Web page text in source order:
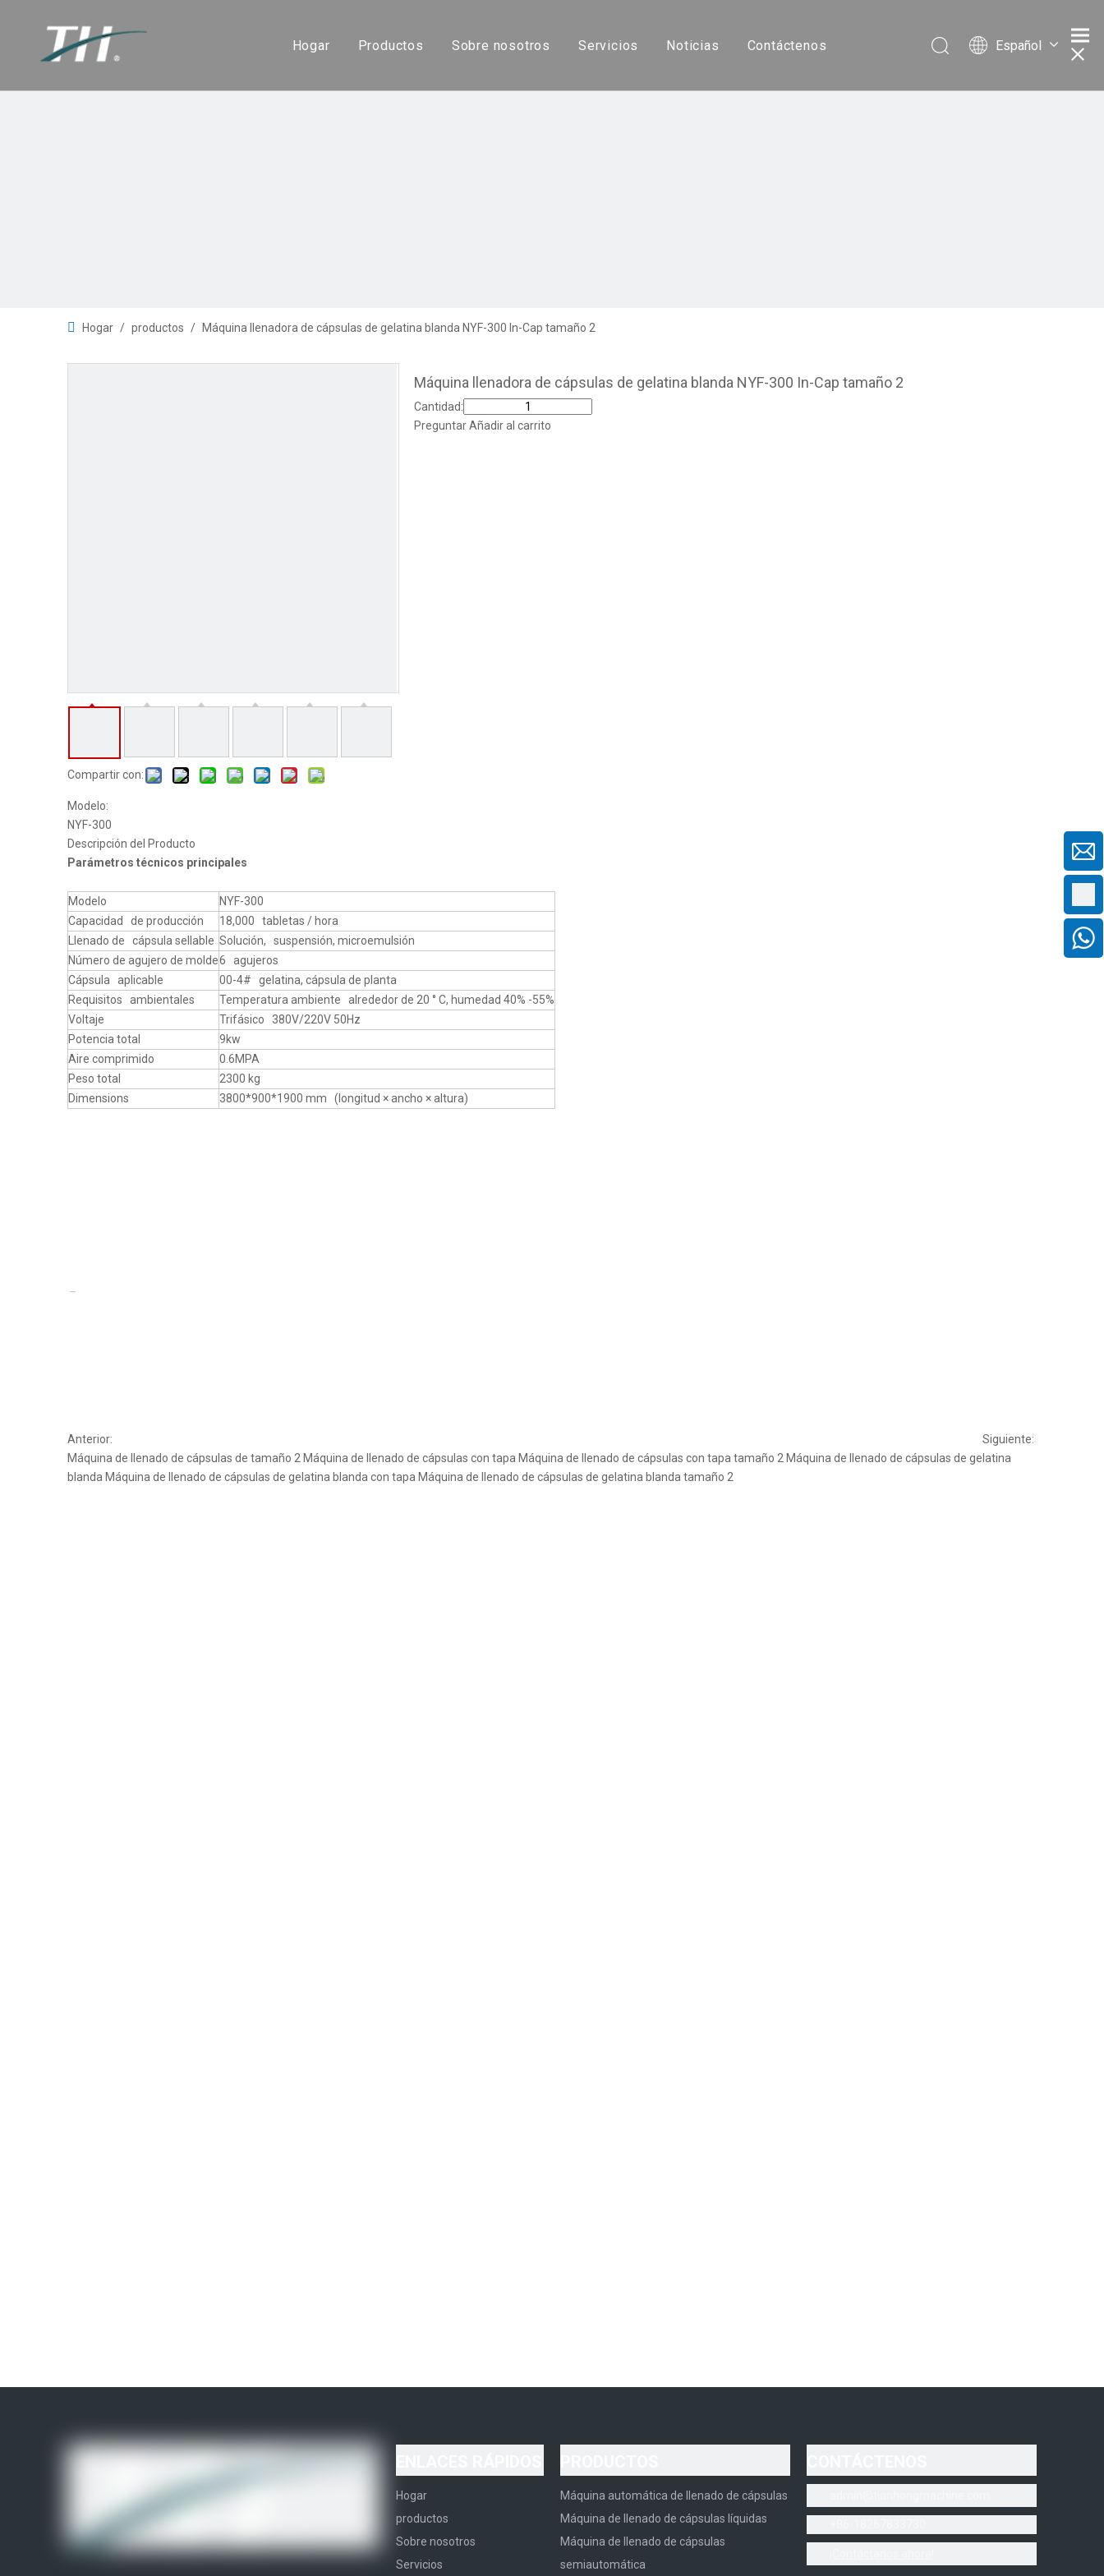
Hogar Productos Sobre nosotros Servicios Noticias Contáctenos Español
Pусский
Hogar / productos / Máquina llenadora de cápsulas de gelatina blanda NYF-300 In-Cap tamaño 2
Compartir con:
Máquina llenadora de cápsulas de gelatina blanda NYF-300 In-Cap tamaño 2
Cantidad:
PreguntarAñadir al carrito
Modelo:
NYF-300
Descripción del Producto
Parámetros técnicos principales
Modelo
NYF-300
Capacidad de producción
18,000 tabletas / hora
Llenado de cápsula sellable Solución, suspensión, microemulsión
Número de agujero de molde6 agujeros
Cápsula aplicable
00-4# gelatina, cápsula de planta
Requisitos ambientales
Temperatura ambiente alrededor de 20 ° C, humedad 40% -55%
Voltaje
Trifásico 380V/220V 50Hz
Potencia total
9kw
Aire comprimido
0.6MPA
Peso total
2300 kg
Dimensions
3800*900*1900 mm (longitud × ancho × altura)
Anterior:
Siguiente:
Máquina de llenado de cápsulas de tamaño 2 Máquina de llenado de cápsulas con tapa Máquina de llenado de cápsulas con tapa tamaño 2 Máquina de llenado de cápsulas de gelatina
blanda Máquina de llenado de cápsulas de gelatina blanda con tapa Máquina de llenado de cápsulas de gelatina blanda tamaño 2
Hogar
productos
Sobre nosotros
Servicios
Máquina automática de llenado de cápsulas
Máquina de llenado de cápsulas líquidas
Máquina de llenado de cápsulas
semiautomática